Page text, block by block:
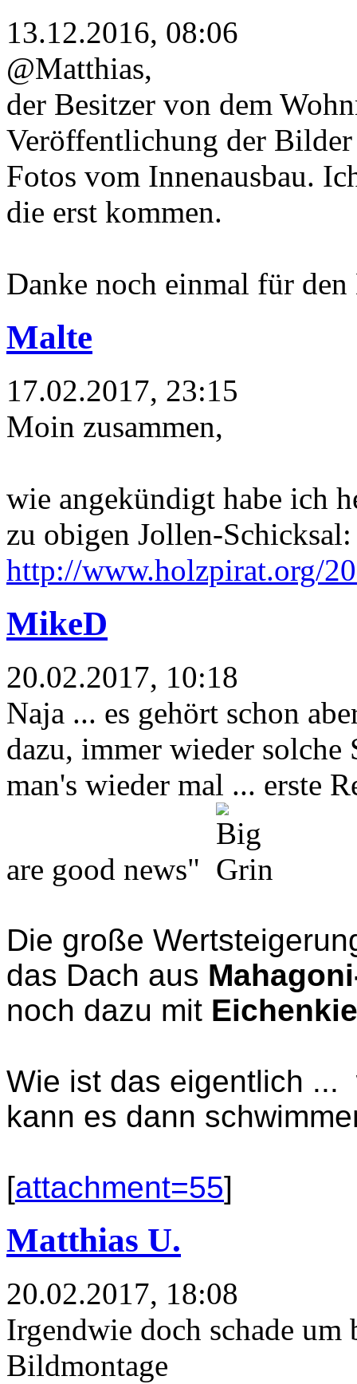
13.12.2016, 08:06
@Matthias,
der Besitzer von dem
Veröffentlichung der
Fotos vom Innenausbau.
die erst kommen.
Danke noch einmal für
Malte
17.02.2017, 23:15
Moin zusammen,
wie angekündigt habe ich
zu obigen Jollen-Schicksal:
http://www.holzpirat.org/
MikeD
20.02.2017, 10:18
Naja ... es gehört schon
dazu, immer wieder solche
man's wieder mal ... erste
are good news"
Die große
das Dach aus
noch dazu mit
Wie ist das eigentlich ...
kann es dann
[attachment=55]
Matthias U.
20.02.2017, 18:08
Irgendwie doch schade um
Bildmontage